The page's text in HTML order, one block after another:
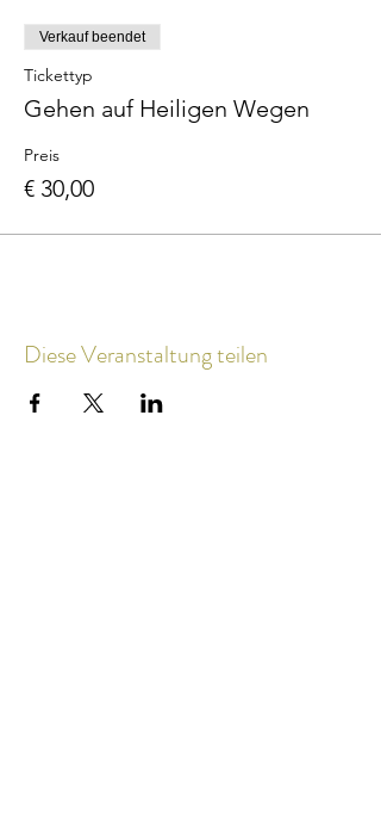
Verkauf beendet
Tickettyp
Gehen auf Heiligen Wegen
Preis
€ 30,00
Diese Veranstaltung teilen